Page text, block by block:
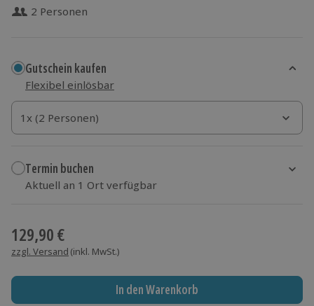
2 Personen
Gutschein kaufen
Flexibel einlösbar
1x (2 Personen)
1x (2 Personen)
1x (2 Personen)
Termin buchen
Aktuell an 1 Ort verfügbar
129,90 €
zzgl. Versand (inkl. MwSt.)
In den Warenkorb